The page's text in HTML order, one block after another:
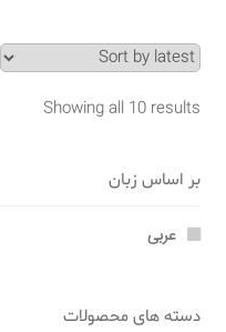
Showing all 10 results
بر اساس زبان
عربی
دسته های محصولات